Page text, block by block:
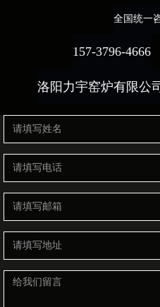
全国统一
157-3796-4666
洛阳力宇窑炉有限公